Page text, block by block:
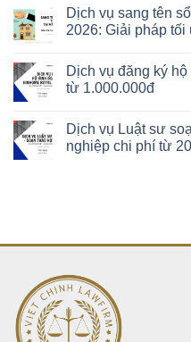
Dịch vụ sang tên
2026: Giải pháp
Dịch vụ đăng ký
từ 1.000.000đ
Dịch vụ Luật sư
nghiệp chi phí từ